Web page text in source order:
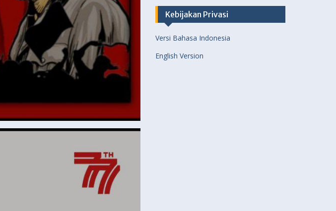
Kebijakan Privasi
Versi Bahasa Indonesia
English Version